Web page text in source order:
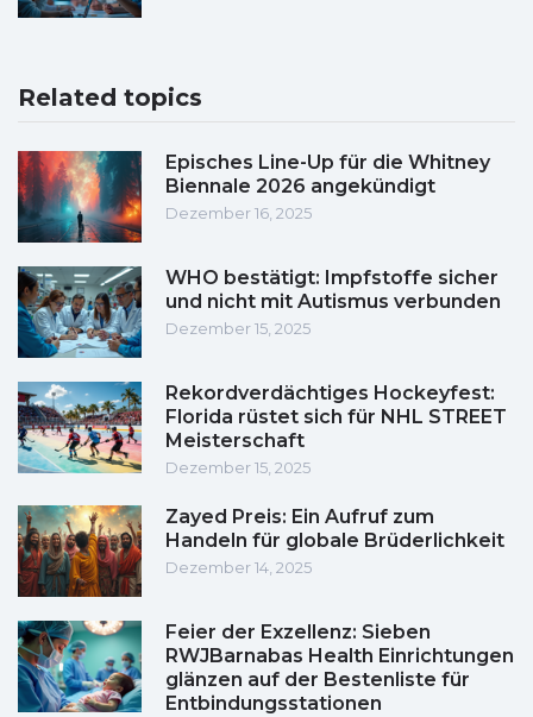
Related topics
Episches Line-Up für die Whitney
Biennale 2026 angekündigt
Dezember 16, 2025
WHO bestätigt: Impfstoffe sicher
und nicht mit Autismus verbunden
Dezember 15, 2025
Rekordverdächtiges Hockeyfest:
Florida rüstet sich für NHL STREET
Meisterschaft
Dezember 15, 2025
Zayed Preis: Ein Aufruf zum
Handeln für globale Brüderlichkeit
Dezember 14, 2025
Feier der Exzellenz: Sieben
RWJBarnabas Health Einrichtungen
glänzen auf der Bestenliste für
Entbindungsstationen